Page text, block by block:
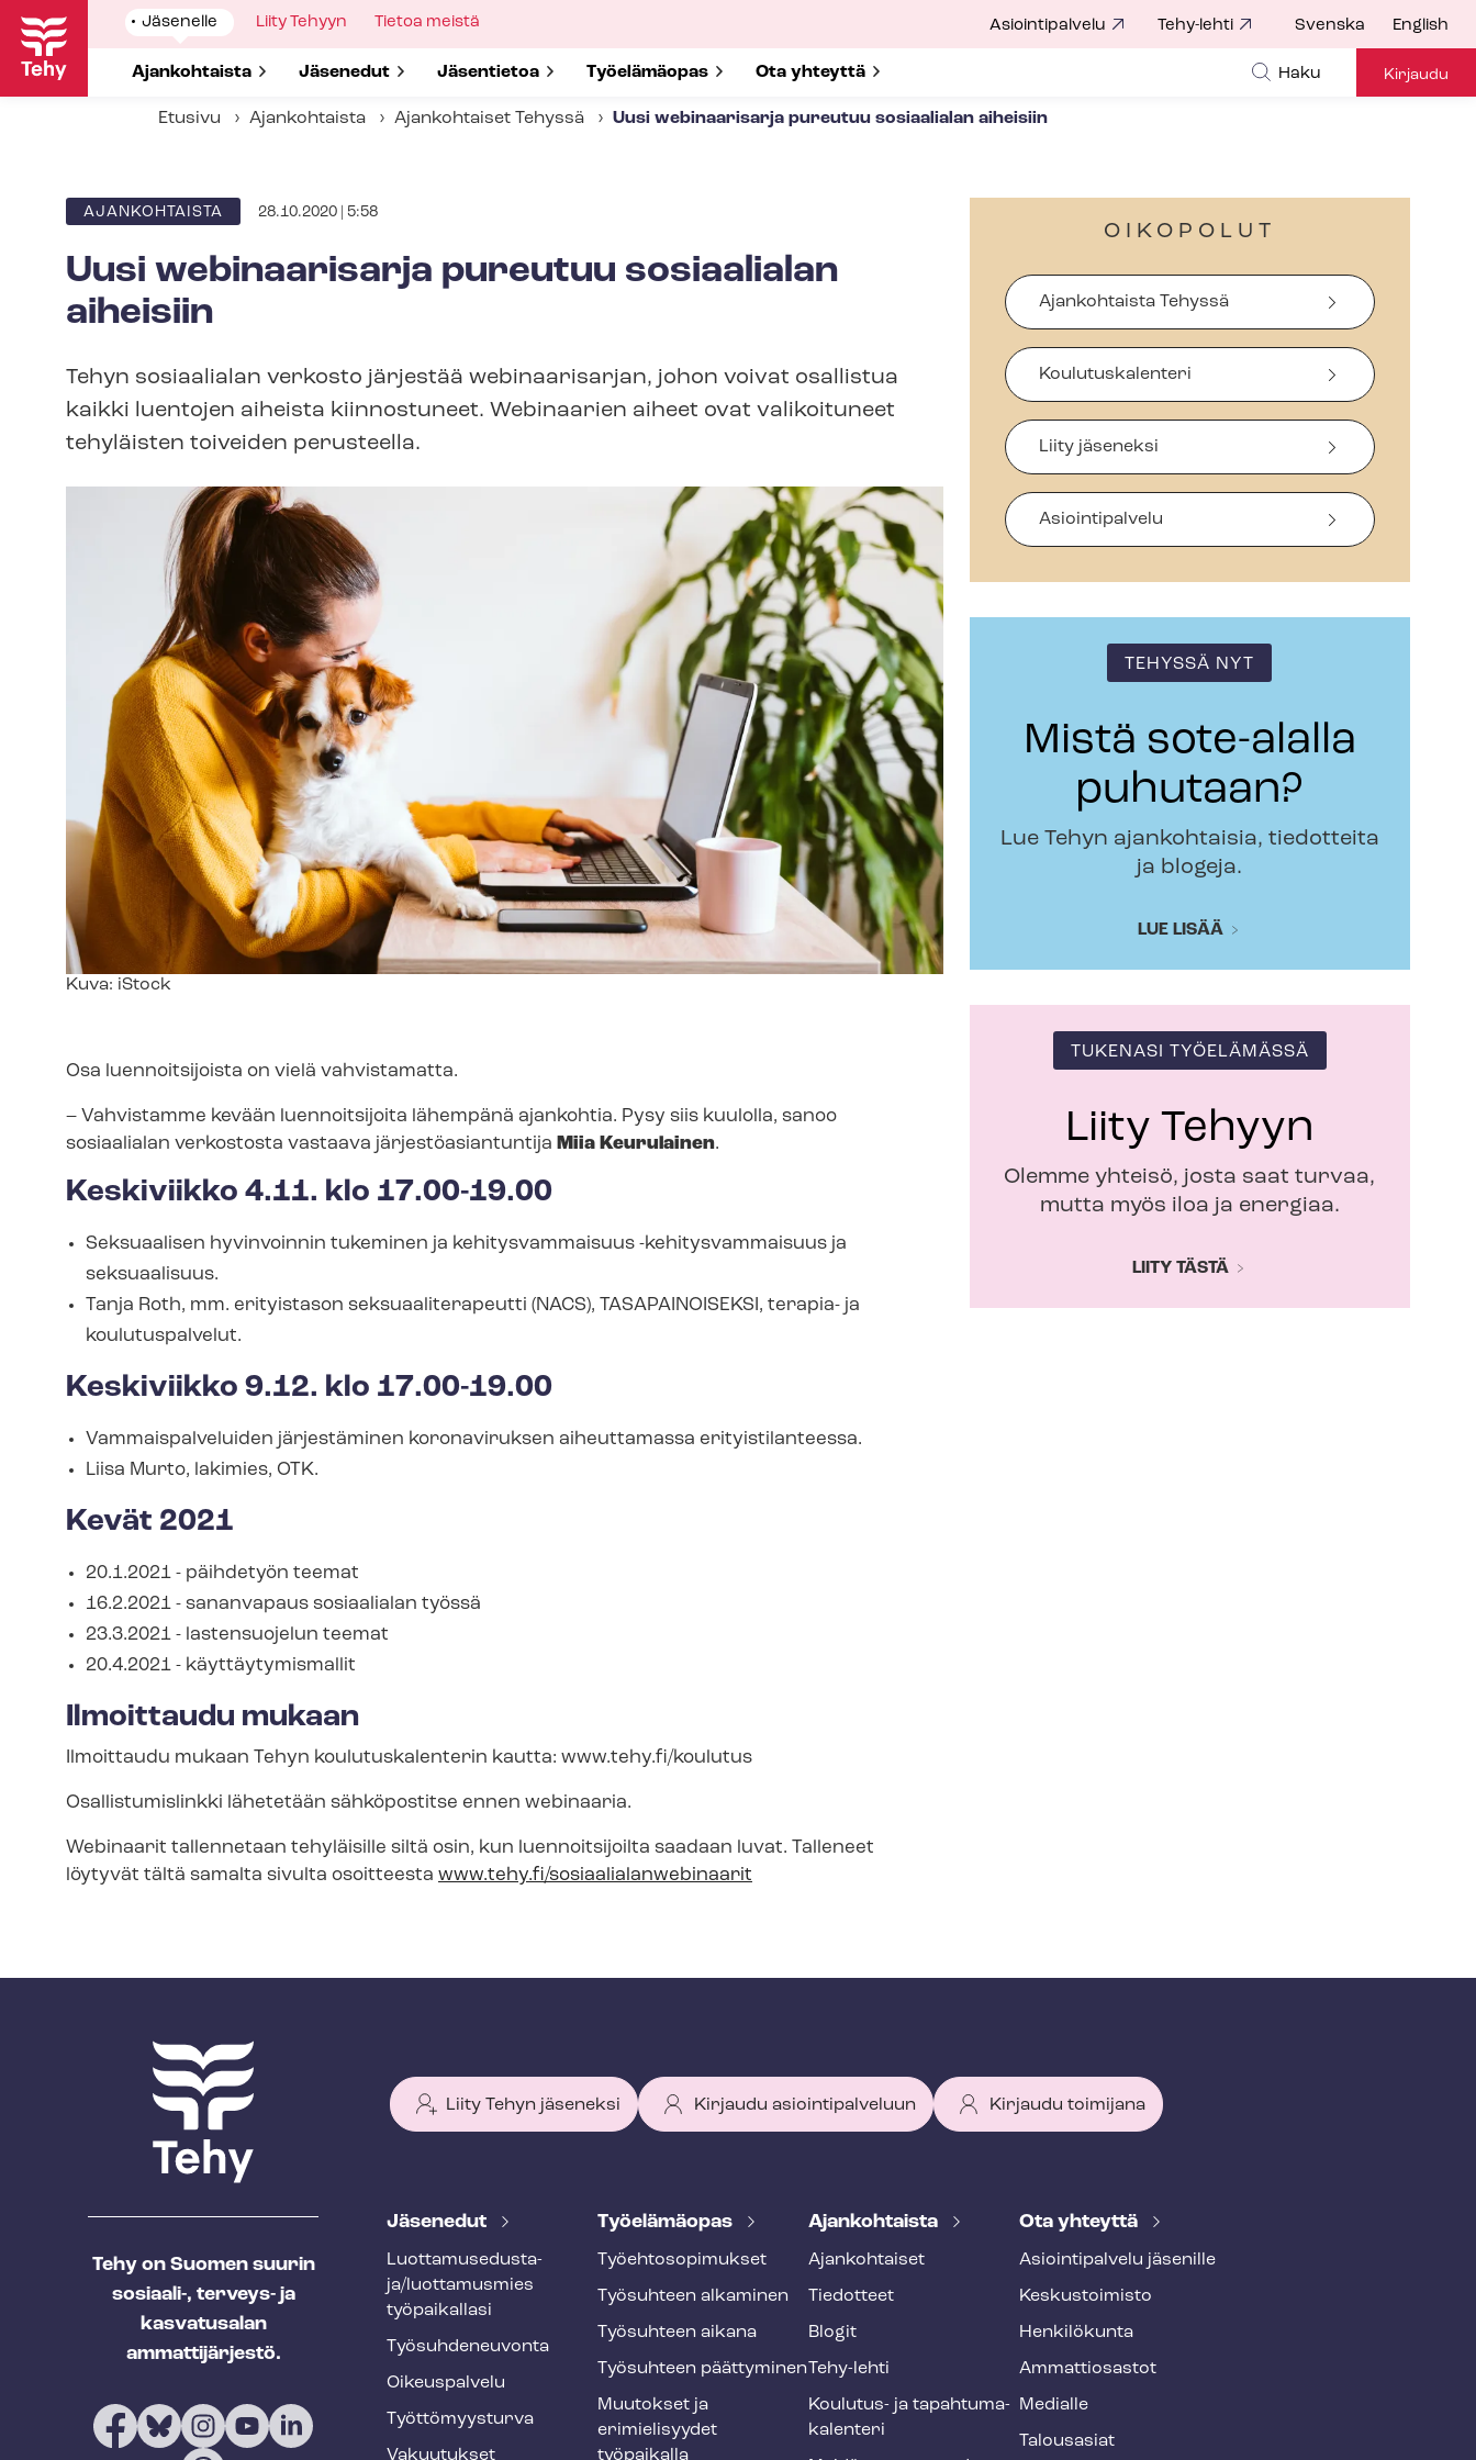
Hyppää
pääsisältöön
Show
submenu
Jäsenelle
Show submenu for
Ajankohtaista Show submenu for
Jäsenedut Show submenu for
Jäsentietoa Show submenu for
Työelämäopas Show submenu for
Ota yhteyttä
Show
Liity Tehyyn
Show
Tietoa meistä Asiointipalvelu Tehy-lehti Svenska English
Haku Kirjaudu
Etusivu Ajankohtaista Ajankohtaiset Tehyssä Uusi webinaarisarja pureutuu sosiaalialan aiheisiin
ARTIKKELIN
AJANKOHTAISTA 28.10.2020 | 5:58
Uusi webinaarisarja pureutuu sosiaalialan
aiheisiin
Tehyn sosiaalialan verkosto järjestää webinaarisarjan, johon voivat osallistua
kaikki luentojen aiheista kiinnostuneet. Webinaarien aiheet ovat valikoituneet
tehyläisten toiveiden perusteella.
Kuvateksti
Kuva: iStock
Osa luennoitsijoista on vielä vahvistamatta.
– Vahvistamme kevään luennoitsijoita lähempänä ajankohtia. Pysy siis kuulolla, sanoo
sosiaalialan verkostosta vastaava jär­jes­tö­asian­tun­ti­ja Miia Keurulainen.
Keskiviikko 4.11. klo 17.00-19.00
Seksuaalisen hyvinvoinnin tukeminen ja kehitysvammaisuus -​kehitysvammaisuus ja
seksuaalisuus.
Tanja Roth, mm. erityistason sek­su­aa­li­te­ra­peut­ti (NACS), TASAPAINOISEKSI, terapia- ja
koulutuspalvelut.
Keskiviikko 9.12. klo 17.00-19.00
Vam­mais­pal­ve­lui­den järjestäminen koronaviruksen aiheuttamassa eri­tyis­ti­lan­tees­sa.
Liisa Murto, lakimies, OTK.
Kevät 2021
20.1.2021 - päihdetyön teemat
16.2.2021 - sananvapaus sosiaalialan työssä
23.3.2021 - lastensuojelun teemat
20.4.2021 - käyt­täy­ty­mis­mal­lit
Ilmoittaudu mukaan
Ilmoittaudu mukaan Tehyn kou­lu­tus­ka­len­te­rin kautta: www.tehy.fi/koulutus
Osal­lis­tu­mis­link­ki lähetetään sähköpostitse ennen webinaaria.
Webinaarit tallennetaan tehyläisille siltä osin, kun luennoitsijoilta saadaan luvat. Talleneet
löytyvät tältä samalta sivulta osoitteesta www.tehy.fi/sosiaalialanwebinaarit
OIKOPOLUT
Ajankohtaista Tehyssä
Koulutuskalenteri
Liity jäseneksi
Asiointipalvelu
TEHYSSÄ NYT
Mistä sote-alalla
puhutaan?
Lue Tehyn ajankohtaisia, tiedotteita
ja blogeja.
LUE LISÄÄ
TUKENASI TYÖELÄMÄSSÄ
Liity Tehyyn
Olemme yhteisö, josta saat turvaa,
mutta myös iloa ja energiaa.
LIITY TÄSTÄ
Tehy on Suomen suurin
sosiaali-, terveys- ja
kasvatusalan
ammattijärjestö.
Liity Tehyn jäseneksi Kirjaudu asiointipalveluun Kirjaudu toimijana
T
h
y
f
o
o
t
Jäsenedut
Luot­ta­muse­dus­ta­
ja/luottamusmies
työpaikallasi
Työ­suh­de­neu­von­ta
Oikeuspalvelu
Työt­tö­myys­tur­va
Vakuutukset
Työelämäopas
Työ­eh­to­so­pi­muk­set
Työsuhteen alkaminen
Työsuhteen aikana
Työsuhteen päättyminen
Muutokset ja
erimielisyydet
työpaikalla
Ajankohtaista
Ajankohtaiset
Tiedotteet
Blogit
Tehy-lehti
Koulutus- ja ta­pah­tu­ma­
ka­len­te­ri
Ota yhteyttä
Asioin­ti­pal­ve­lu jäsenille
Keskustoimisto
Henkilökunta
Ammattiosastot
Medialle
Talousasiat